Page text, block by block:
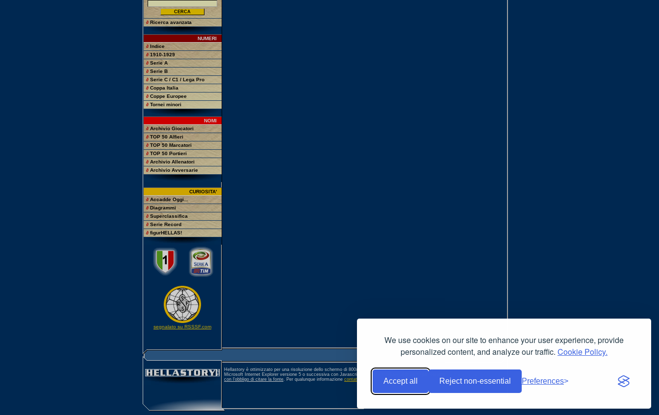
We use cookies on our site to enhance your user experience, provide
personalized content, and analyze our traffic. Cookie Policy.
Accept all Reject non-essential Preferences
∂ Ricerca avanzata
NUMERI
∂ Indice
∂ 1910-1929
∂ Serie A
∂ Serie B
∂ Serie C / C1 / Lega Pro
∂ Coppa Italia
∂ Coppe Europee
∂ Tornei minori
NOMI
∂ Archivio Giocatori
∂ TOP 50 Alfieri
∂ TOP 50 Marcatori
∂ TOP 50 Portieri
∂ Archivio Allenatori
∂ Archivio Avversarie
CURIOSITA'
∂ Accadde Oggi...
∂ Diagrammi
∂ Superclassifica
∂ Serie Record
∂ figurHELLAS!
segnalato su RSSSF.com
Hellastory è ottimizzato per una risoluzione dello schermo di 800x600 pixel. Per una corretta visione si consiglia l'uso del browser
Microsoft Internet Explorer versione 5 o successiva con Javascript, Popup e Cookies abilitati. Ogni contenuto è liberamente riproducibile
con l'obbligo di citare la fonte. Per qualunque informazione contattateci